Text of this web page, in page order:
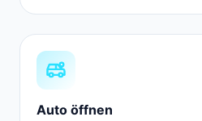
Auto öffnen